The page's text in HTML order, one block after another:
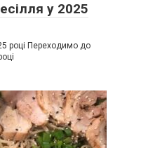
у 2025
році Переходимо до